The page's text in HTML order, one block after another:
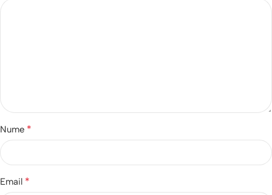
Nume *
Email *